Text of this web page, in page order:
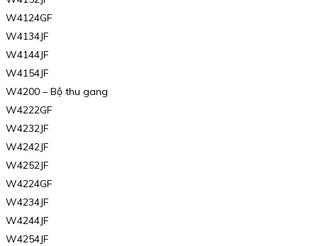
W4124GF
W4134JF
W4144JF
W4154JF
W4200 – Bộ thu gang
W4222GF
W4232JF
W4242JF
W4252JF
W4224GF
W4234JF
W4244JF
W4254JF